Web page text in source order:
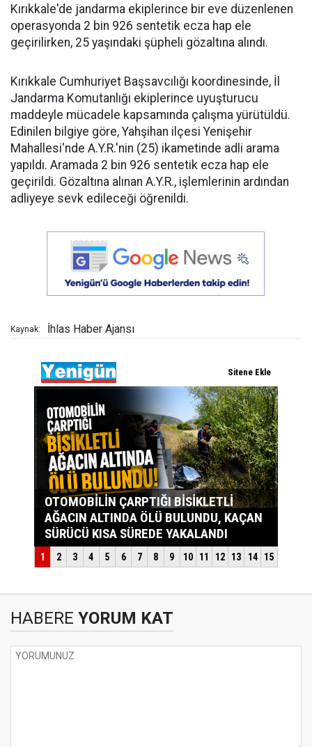
Kırıkkale'de jandarma ekiplerince bir eve düzenlenen
operasyonda 2 bin 926 sentetik ecza hap ele
geçirilirken, 25 yaşındaki şüpheli gözaltına alındı.
Kırıkkale Cumhuriyet Başsavcılığı koordinesinde, İl
Jandarma Komutanlığı ekiplerince uyuşturucu
maddeyle mücadele kapsamında çalışma yürütüldü.
Edinilen bilgiye göre, Yahşihan ilçesi Yenişehir
Mahallesi'nde A.Y.R.'nin (25) ikametinde adli arama
yapıldı. Aramada 2 bin 926 sentetik ecza hap ele
geçirildi. Gözaltına alınan A.Y.R., işlemlerinin ardından
adliyeye sevk edileceği öğrenildi.
Kaynak: İhlas Haber Ajansı
HABERE YORUM KAT